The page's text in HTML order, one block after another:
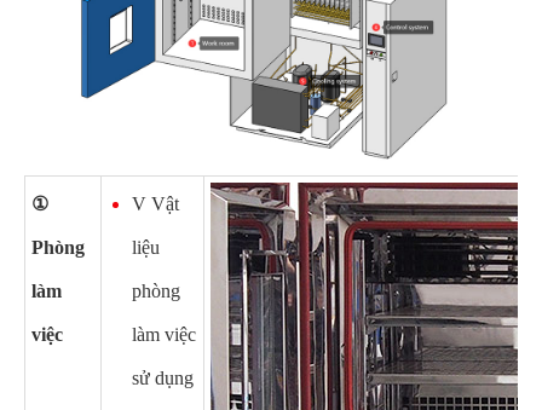
①
Phòng
làm
việc
V Vật
liệu
phòng
làm việc
sử dụng